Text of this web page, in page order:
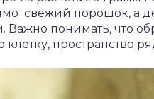
свежий порошок, а
понимать, что
клетку, пространство